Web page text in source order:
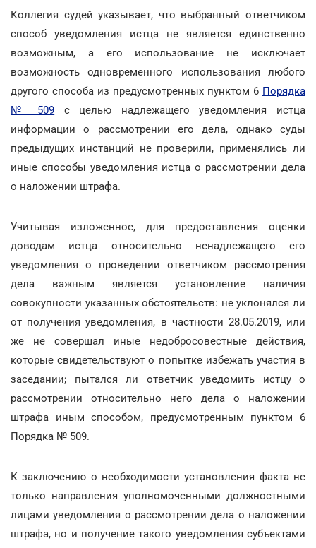
Коллегия судей указывает, что выбранный ответчиком
способ уведомления истца не является единственно
возможным, а его использование не исключает
возможность одновременного использования любого
другого способа из предусмотренных пунктом 6 Порядка
№ 509 с целью надлежащего уведомления истца
информации о рассмотрении его дела, однако суды
предыдущих инстанций не проверили, применялись ли
иные способы уведомления истца о рассмотрении дела
о наложении штрафа.
Учитывая изложенное, для предоставления оценки
доводам истца относительно ненадлежащего его
уведомления о проведении ответчиком рассмотрения
дела важным является установление наличия
совокупности указанных обстоятельств: не уклонялся ли
от получения уведомления, в частности 28.05.2019, или
же не совершал иные недобросовестные действия,
которые свидетельствуют о попытке избежать участия в
заседании; пытался ли ответчик уведомить истцу о
рассмотрении относительно него дела о наложении
штрафа иным способом, предусмотренным пунктом 6
Порядка № 509.
К заключению о необходимости установления факта не
только направления уполномоченными должностными
лицами уведомления о рассмотрении дела о наложении
штрафа, но и получение такого уведомления субъектами